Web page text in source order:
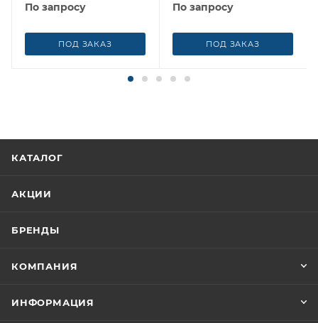
По запросу
ПОД ЗАКАЗ
По запросу
ПОД ЗАКАЗ
КАТАЛОГ
АКЦИИ
БРЕНДЫ
КОМПАНИЯ
ИНФОРМАЦИЯ